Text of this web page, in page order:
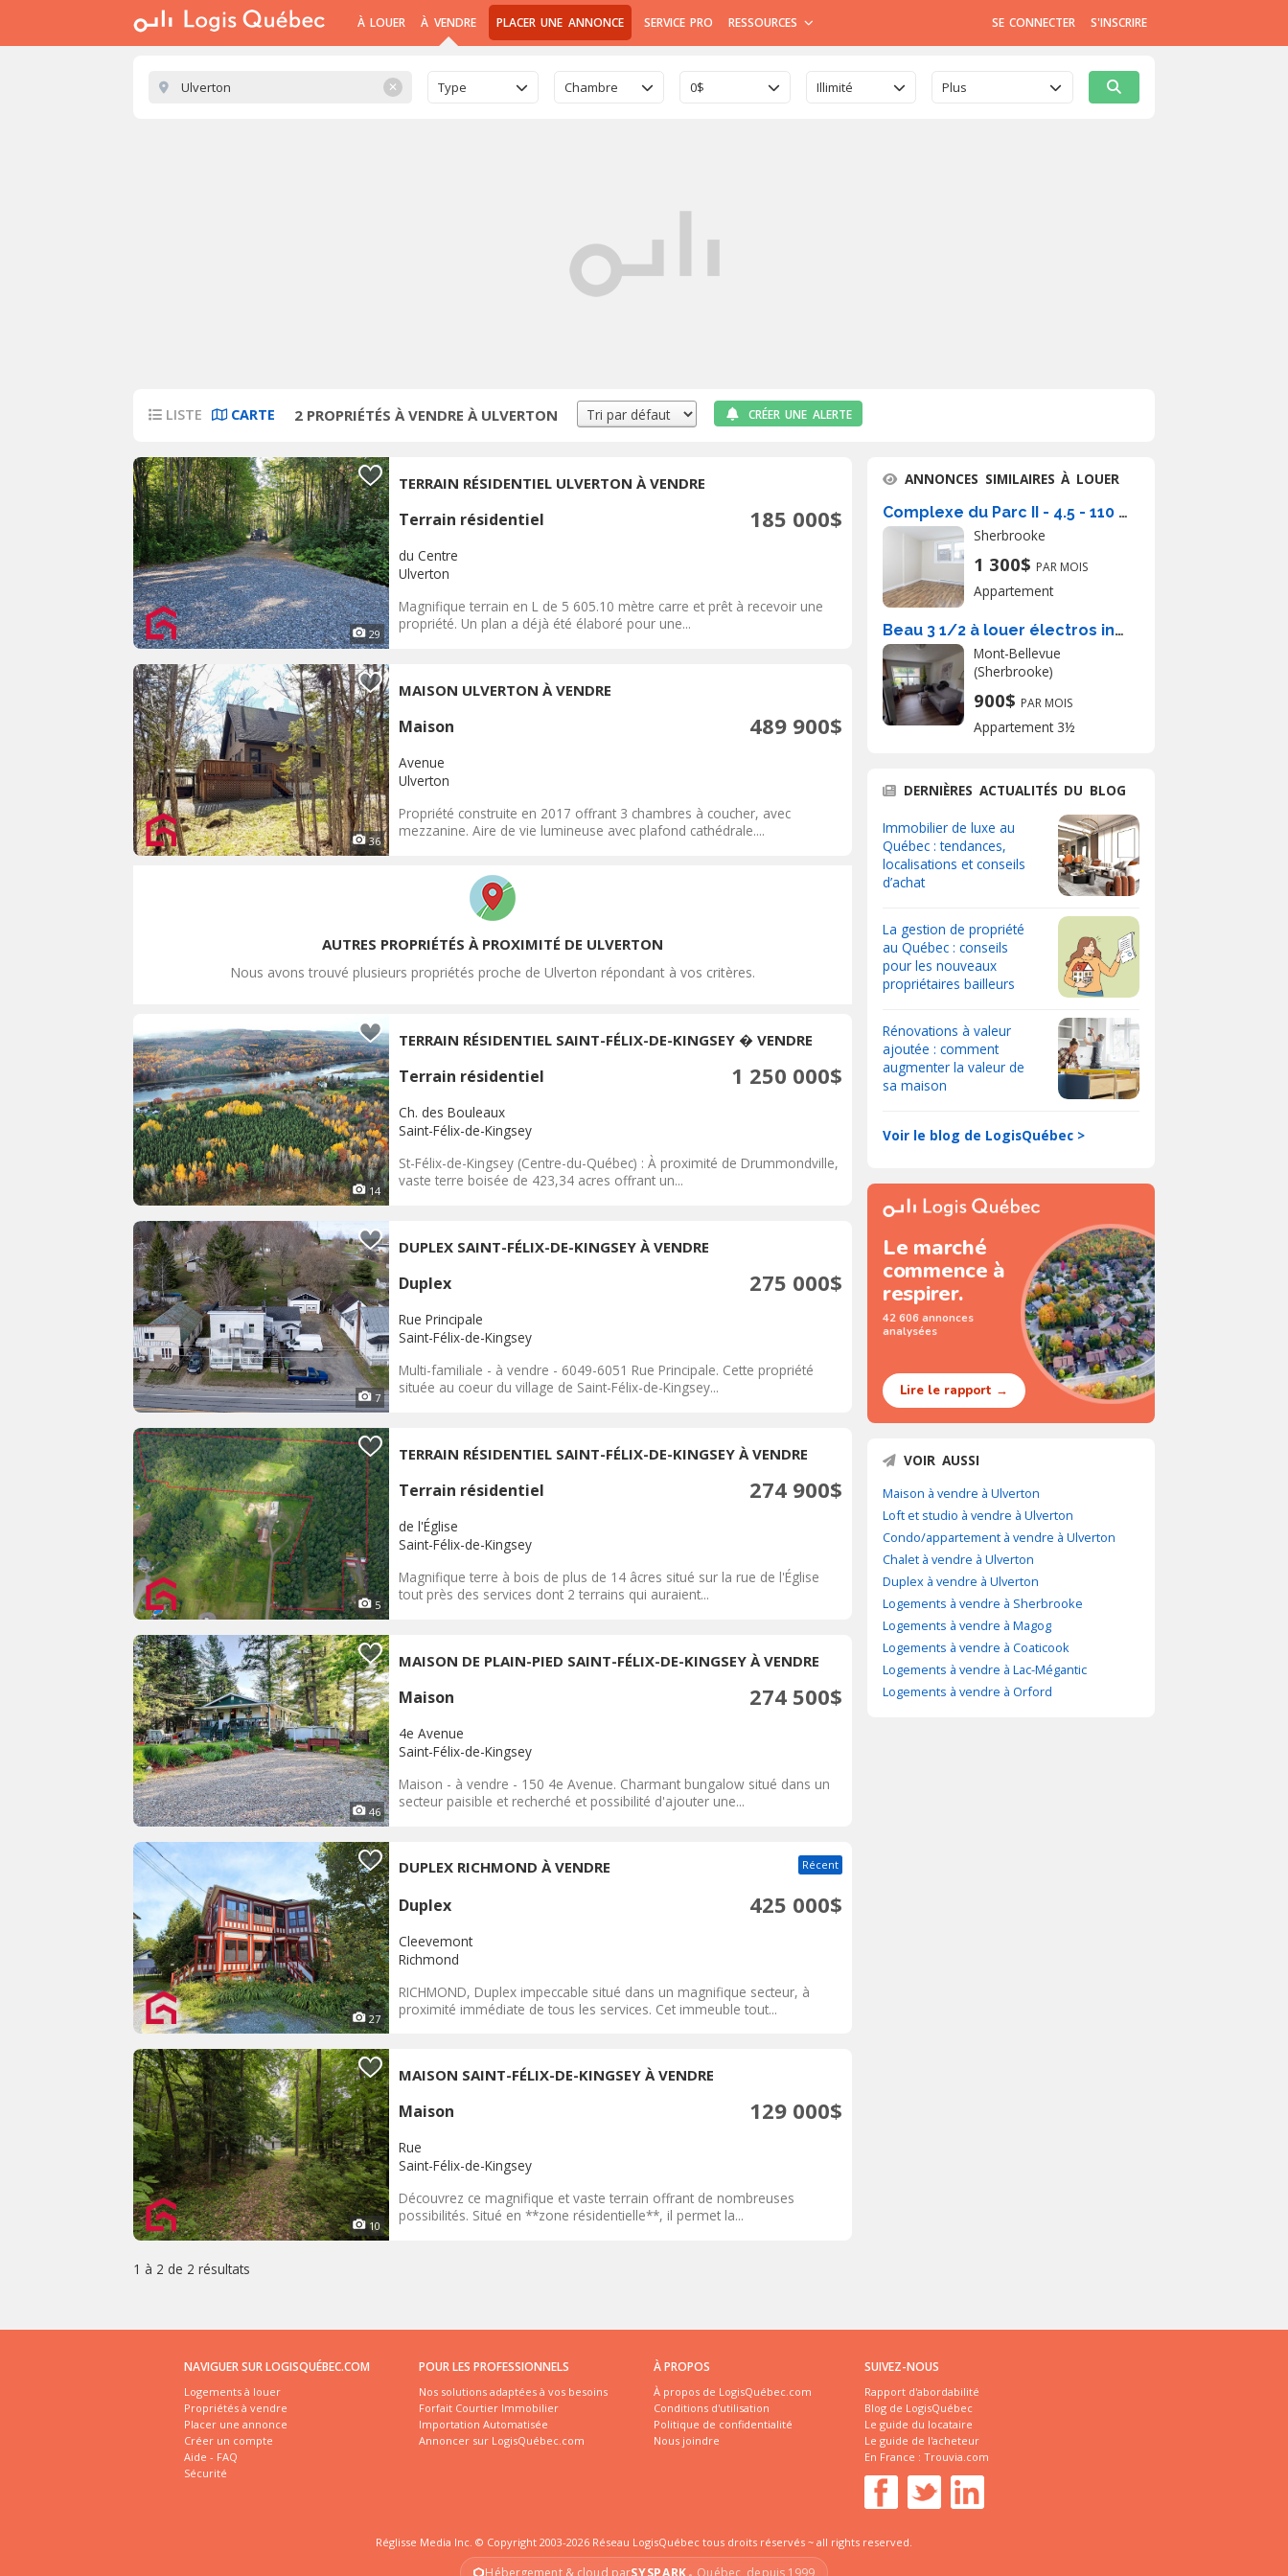
À LOUER À VENDRE PLACER UNE ANNONCE SERVICE PRO RESSOURCES SE CONNECTER S'INSCRIRE
✕ Type Chambre 0$ Illimité Plus
LISTE CARTE 2 PROPRIÉTÉS À VENDRE À ULVERTON CRÉER UNE ALERTE
29
TERRAIN RÉSIDENTIEL ULVERTON À VENDRE
Terrain résidentiel 185 000$
du Centre
Ulverton
Magnifique terrain en L de 5 605.10 mètre carre et prêt à recevoir une
propriété. Un plan a déjà été élaboré pour une...
36
MAISON ULVERTON À VENDRE
Maison 489 900$
Avenue
Ulverton
Propriété construite en 2017 offrant 3 chambres à coucher, avec
mezzanine. Aire de vie lumineuse avec plafond cathédrale....
AUTRES PROPRIÉTÉS À PROXIMITÉ DE ULVERTON
Nous avons trouvé plusieurs propriétés proche de Ulverton répondant à vos critères.
14
TERRAIN RÉSIDENTIEL SAINT-FÉLIX-DE-KINGSEY � VENDRE
Terrain résidentiel 1 250 000$
Ch. des Bouleaux
Saint-Félix-de-Kingsey
St-Félix-de-Kingsey (Centre-du-Québec) : À proximité de Drummondville,
vaste terre boisée de 423,34 acres offrant un...
7
DUPLEX SAINT-FÉLIX-DE-KINGSEY À VENDRE
Duplex 275 000$
Rue Principale
Saint-Félix-de-Kingsey
Multi-familiale - à vendre - 6049-6051 Rue Principale. Cette propriété
située au coeur du village de Saint-Félix-de-Kingsey...
5
TERRAIN RÉSIDENTIEL SAINT-FÉLIX-DE-KINGSEY À VENDRE
Terrain résidentiel 274 900$
de l'Église
Saint-Félix-de-Kingsey
Magnifique terre à bois de plus de 14 âcres situé sur la rue de l'Église
tout près des services dont 2 terrains qui auraient...
46
MAISON DE PLAIN-PIED SAINT-FÉLIX-DE-KINGSEY À VENDRE
Maison 274 500$
4e Avenue
Saint-Félix-de-Kingsey
Maison - à vendre - 150 4e Avenue. Charmant bungalow situé dans un
secteur paisible et recherché et possibilité d'ajouter une...
27
DUPLEX RICHMOND À VENDRE Récent
Duplex 425 000$
Cleevemont
Richmond
RICHMOND, Duplex impeccable situé dans un magnifique secteur, à
proximité immédiate de tous les services. Cet immeuble tout...
10
MAISON SAINT-FÉLIX-DE-KINGSEY À VENDRE
Maison 129 000$
Rue
Saint-Félix-de-Kingsey
Découvrez ce magnifique et vaste terrain offrant de nombreuses
possibilités. Situé en **zone résidentielle**, il permet la...
1 à 2 de 2 résultats
ANNONCES SIMILAIRES À LOUER
Complexe du Parc II - 4.5 - 110 rue St-Francois Nord, Sherbrooke
Sherbrooke
1 300$ PAR MOIS
Appartement
Beau 3 1/2 à louer électros inclus
Mont-Bellevue
(Sherbrooke)
900$ PAR MOIS
Appartement 3½
DERNIÈRES ACTUALITÉS DU BLOG
Immobilier de luxe au
Québec : tendances,
localisations et conseils
d’achat
La gestion de propriété
au Québec : conseils
pour les nouveaux
propriétaires bailleurs
Rénovations à valeur
ajoutée : comment
augmenter la valeur de
sa maison
Voir le blog de LogisQuébec >
Le marché
commence à
respirer.
42 606 annonces
analysées
Lire le rapport →
VOIR AUSSI
Maison à vendre à Ulverton
Loft et studio à vendre à Ulverton
Condo/appartement à vendre à Ulverton
Chalet à vendre à Ulverton
Duplex à vendre à Ulverton
Logements à vendre à Sherbrooke
Logements à vendre à Magog
Logements à vendre à Coaticook
Logements à vendre à Lac-Mégantic
Logements à vendre à Orford
NAVIGUER SUR LOGISQUÉBEC.COM
Logements à louer
Propriétés à vendre
Placer une annonce
Créer un compte
Aide - FAQ
Sécurité
POUR LES PROFESSIONNELS
Nos solutions adaptées à vos besoins
Forfait Courtier Immobilier
Importation Automatisée
Annoncer sur LogisQuébec.com
À PROPOS
À propos de LogisQuébec.com
Conditions d'utilisation
Politique de confidentialité
Nous joindre
SUIVEZ-NOUS
Rapport d'abordabilité
Blog de LogisQuébec
Le guide du locataire
Le guide de l'acheteur
En France : Trouvia.com
Réglisse Media Inc. © Copyright 2003-2026 Réseau LogisQuébec tous droits réservés ~ all rights reserved.
Hébergement & cloud parSYSPARK Québec, depuis 1999